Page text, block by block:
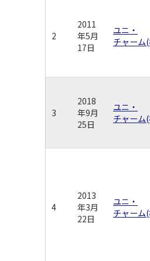
2
2011
年5月
17日
ユニ・
チャーム
3
2018
年9月
25日
ユニ・
チャーム
4
2013
年3月
22日
ユニ・
チャーム